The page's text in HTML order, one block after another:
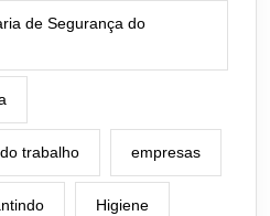
de Segurança do
trabalho empresas
Higiene